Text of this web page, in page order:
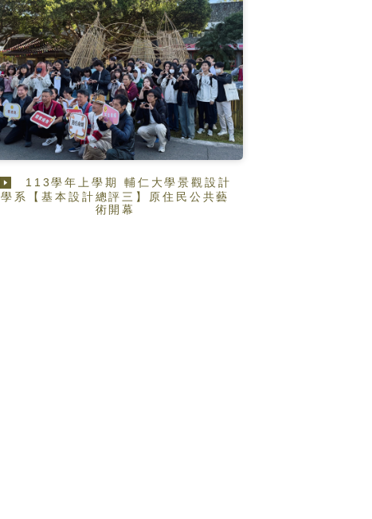
113學年上學期 輔仁大學景觀設計
學系【基本設計總評三】原住民公共藝
術開幕